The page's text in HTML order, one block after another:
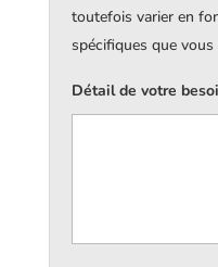
toutefois varier en
spécifiques que vous
Détail de votre